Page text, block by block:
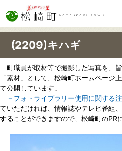
(2209)キハギ
町職員が取材等で撮影した写真を、
「素材」として、松崎町ホームページ
て公開しています。
－フォトライブラリー使用に関する
ていただければ、情報誌やテレビ番組
することができますので、松崎町のPR